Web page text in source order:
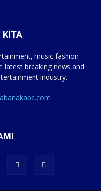
KITA
music fashion
latest breaking news and
industry.